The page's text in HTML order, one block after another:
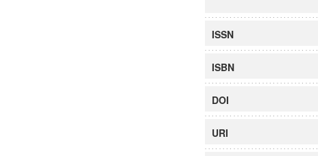
ISSN
ISBN
DOI
URI